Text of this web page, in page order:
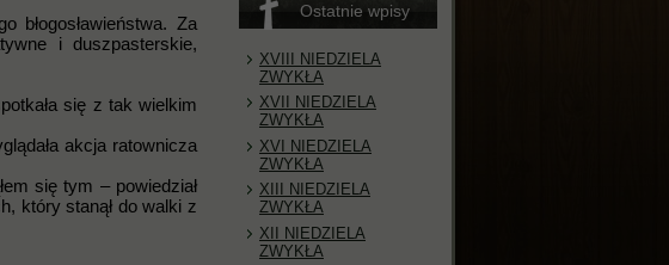
błogosławieństwa. Za
i duszpasterskie,
się z tak wielkim
akcja ratownicza
się tym – powiedział
który stanął do walki z
Ostatnie wpisy
XVIII NIEDZIELA
ZWYKŁA
XVII NIEDZIELA
ZWYKŁA
XVI NIEDZIELA
ZWYKŁA
XIII NIEDZIELA
ZWYKŁA
XII NIEDZIELA
ZWYKŁA